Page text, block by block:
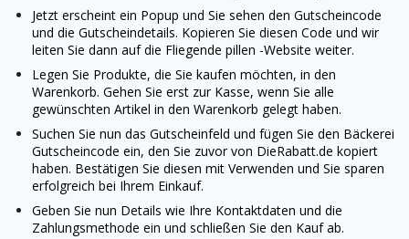
Jetzt erscheint ein Popup und Sie sehen den Gutscheincode
und die Gutscheindetails. Kopieren Sie diesen Code und wir
leiten Sie dann auf die Fliegende pillen -Website weiter.
Legen Sie Produkte, die Sie kaufen möchten, in den
Warenkorb. Gehen Sie erst zur Kasse, wenn Sie alle
gewünschten Artikel in den Warenkorb gelegt haben.
Suchen Sie nun das Gutscheinfeld und fügen Sie den Bäckerei
Gutscheincode ein, den Sie zuvor von DieRabatt.de kopiert
haben. Bestätigen Sie diesen mit Verwenden und Sie sparen
erfolgreich bei Ihrem Einkauf.
Geben Sie nun Details wie Ihre Kontaktdaten und die
Zahlungsmethode ein und schließen Sie den Kauf ab.